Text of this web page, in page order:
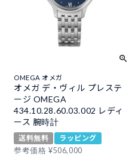
OMEGA オメガ
オメガ デ・ヴィル プレステ
ージ OMEGA
434.10.28.60.03.002 レディ
ース 腕時計
送料無料
ラッピング
参考価格 ¥506,000